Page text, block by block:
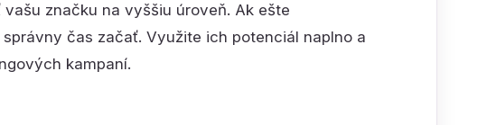
značku na vyššiu úroveň. Ak ešte
čas začať. Využite ich potenciál naplno a
kampaní.